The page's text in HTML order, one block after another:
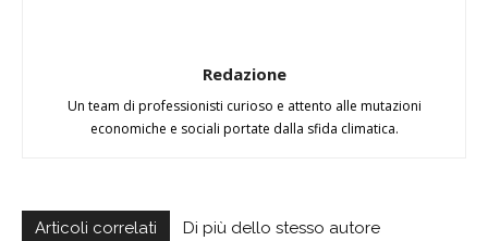
Redazione
Un team di professionisti curioso e attento alle mutazioni
economiche e sociali portate dalla sfida climatica.
Articoli correlati Di più dello stesso autore